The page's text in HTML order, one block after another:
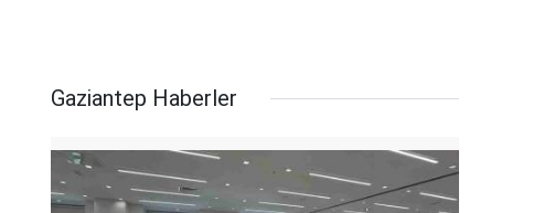
Gaziantep Haberler